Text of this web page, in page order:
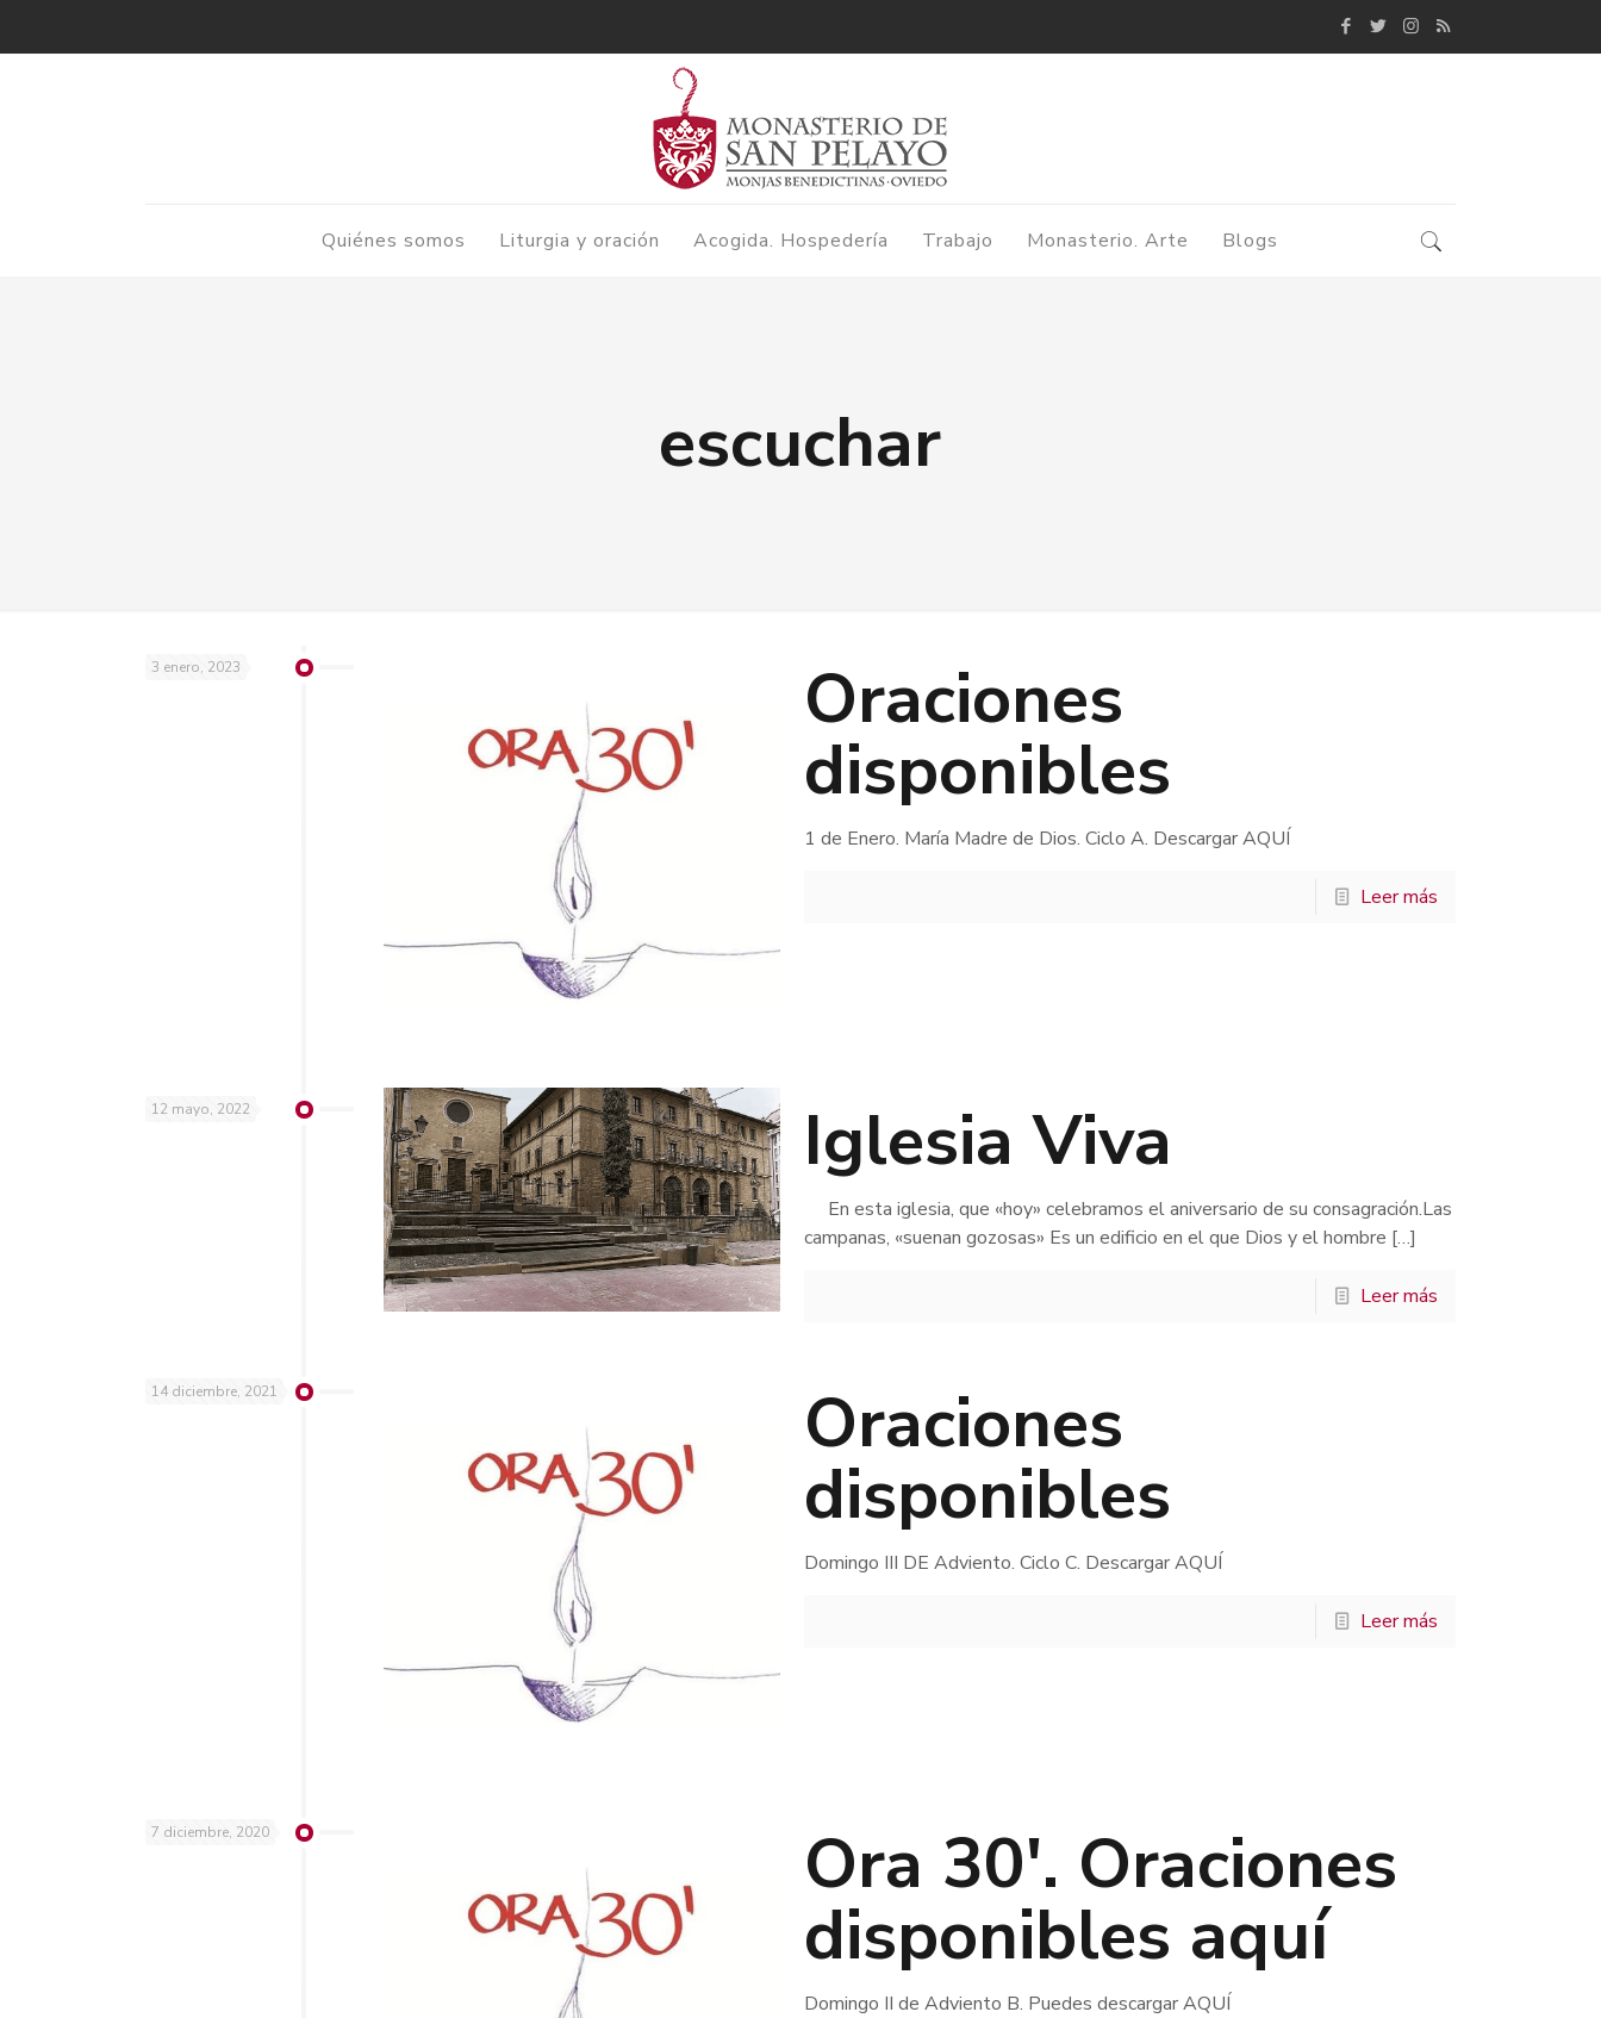
Quiénes somos Liturgia y oración Acogida. Hospedería Trabajo Monasterio. Arte Blogs
escuchar
3 enero, 2023 Oraciones
disponibles
1 de Enero. María Madre de Dios. Ciclo A. Descargar AQUÍ
Leer más
12 mayo, 2022 Iglesia Viva
En esta iglesia, que «hoy» celebramos el aniversario de su consagración.Las
campanas, «suenan gozosas» Es un edificio en el que Dios y el hombre […]
Leer más
14 diciembre, 2021 Oraciones
disponibles
Domingo III DE Adviento. Ciclo C. Descargar AQUÍ
Leer más
7 diciembre, 2020 Ora 30′. Oraciones
disponibles aquí
Domingo II de Adviento B. Puedes descargar AQUÍ